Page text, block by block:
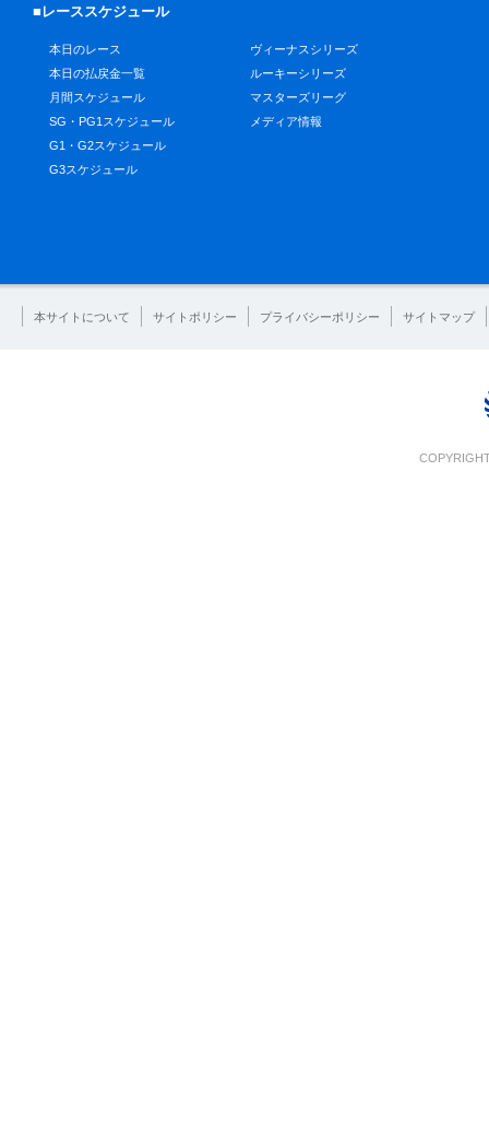
■レーススケジュール
本日のレース
本日の払戻金一覧
月間スケジュール
SG・PG1スケジュール
G1・G2スケジュール
G3スケジュール
ヴィーナスシリーズ
ルーキーシリーズ
マスターズリーグ
メディア情報
本サイトについて サイトポリシー プライバシーポリシー サイトマップ